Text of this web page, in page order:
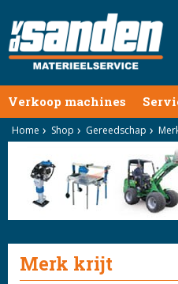
Verkoop machines
Home Shop Gereedschap
Merk krijt